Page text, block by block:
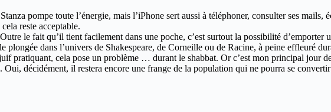
pompe toute l’énergie, mais l’iPhone sert aussi à téléphoner, consulter ses mails,
reste acceptable.
le fait qu’il tient facilement dans une poche, c’est surtout la possibilité d’emporter
dans l’univers de Shakespeare, de Corneille ou de Racine, à peine effleuré
pratiquant, cela pose un problème … durant le shabbat. Or c’est mon principal jour
Oui, décidément, il restera encore une frange de la population qui ne pourra se